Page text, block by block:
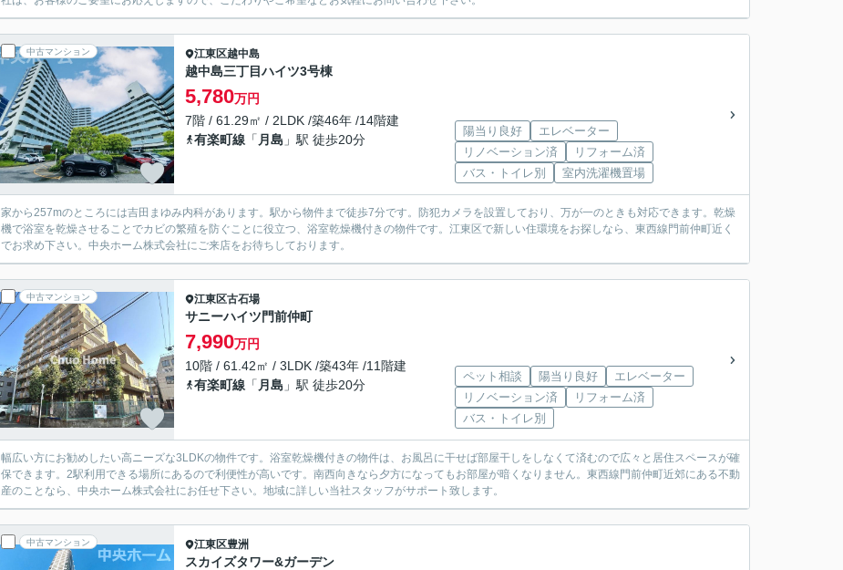
中古マンション 江東区越中島
越中島三丁目ハイツ3号棟
5,780万円
7階 / 61.29㎡ / 2LDK /築46年 /14階建
有楽町線 「 月島 」駅 徒歩20分
陽当り良好
エレベーター
リノベーション済
リフォーム済
バス・トイレ別
室内洗濯機置場
家から257mのところには吉田まゆみ内科があります。駅から物件まで徒歩7分です。防犯カメラを設置しており、万が一のときも対応できます。乾燥
機で浴室を乾燥させることでカビの繁殖を防ぐことに役立つ、浴室乾燥機付きの物件です。江東区で新しい住環境をお探しなら、東西線門前仲町近く
でお求め下さい。中央ホーム株式会社にご来店をお待ちしております。
中古マンション 江東区古石場
サニーハイツ門前仲町
7,990万円
10階 / 61.42㎡ / 3LDK /築43年 /11階建
有楽町線 「 月島 」駅 徒歩20分
ペット相談 陽当り良好
エレベーター
リノベーション済
リフォーム済
バス・トイレ別
幅広い方にお勧めしたい高ニーズな3LDKの物件です。浴室乾燥機付きの物件は、お風呂に干せば部屋干しをしなくて済むので広々と居住スペースが確
保できます。2駅利用できる場所にあるので利便性が高いです。南西向きなら夕方になってもお部屋が暗くなりません。東西線門前仲町近郊にある不動
産のことなら、中央ホーム株式会社にお任せ下さい。地域に詳しい当社スタッフがサポート致します。
中古マンション 江東区豊洲
スカイズタワー&ガーデン